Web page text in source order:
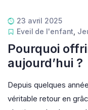
23 avril 2025
Eveil de l'enfant
Pourquoi
aujourd’hui ?
Depuis quelques
véritable retour en